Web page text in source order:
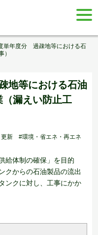
単年度分 過疎地等における石
）
地等における石油
漏えい防止工
新 #環境・省エネ・再エネ
給体制の確保」を目的
クからの石油製品の流出
ンクに対し、工事にかか